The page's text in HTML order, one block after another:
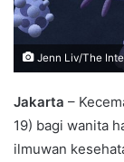
Jenn Liv/The
Jakarta –
19) bagi wanita
ilmuwan